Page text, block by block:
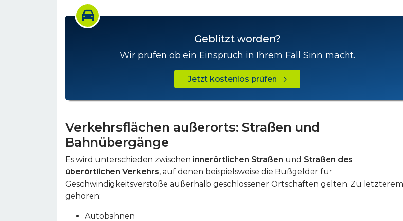
Geblitzt worden?
Wir prüfen ob ein Einspruch in Ihrem Fall Sinn macht.
Jetzt kostenlos prüfen
Verkehrsflächen außerorts: Straßen und
Bahnübergänge
Es wird unterschieden zwischen innerörtlichen Straßen und Straßen des
überörtlichen Verkehrs, auf denen beispielsweise die Bußgelder für
Geschwindigkeitsverstöße außerhalb geschlossener Ortschaften gelten. Zu letzterem
gehören:
Autobahnen